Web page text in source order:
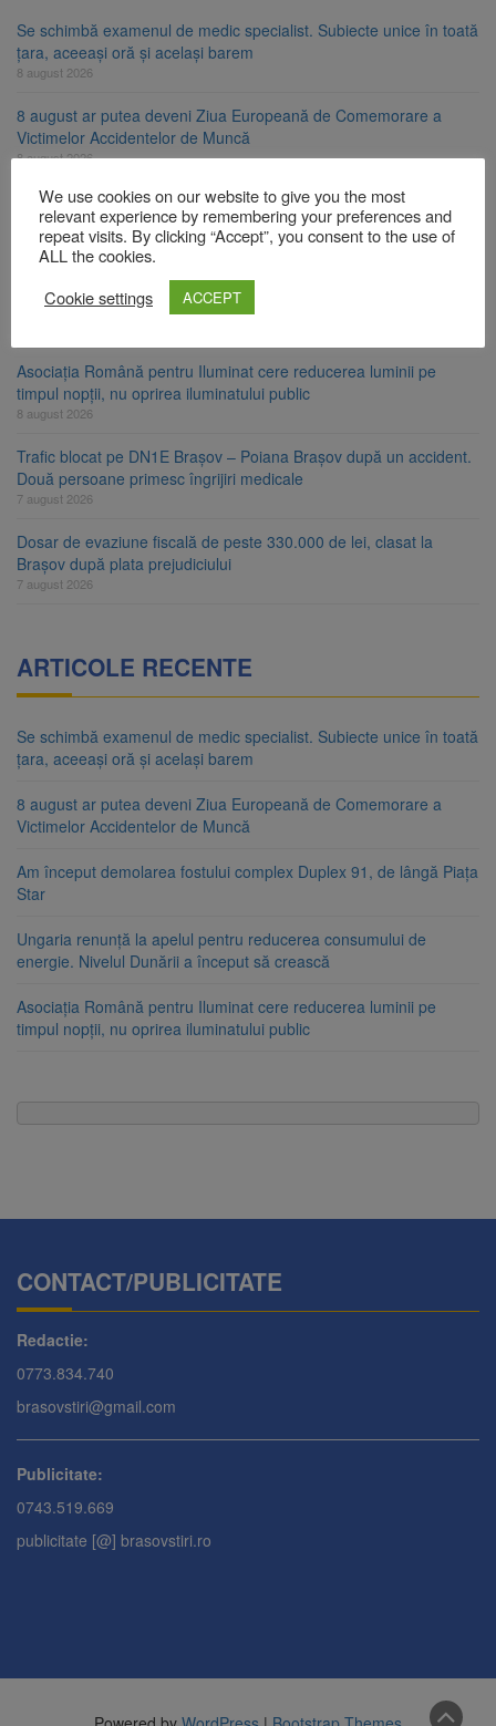
Se schimbă examenul de medic specialist. Subiecte unice în toată
țara, aceeași oră și același barem
8 august 2026
8 august ar putea deveni Ziua Europeană de Comemorare a
Victimelor Accidentelor de Muncă
8 august 2026
Am început demolarea fostului complex Duplex 91, de lângă Piața
Star
8 august 2026
Ungaria renunță la apelul pentru reducerea consumului de
energie. Nivelul Dunării a început să crească
Asociația Română pentru Iluminat cere reducerea luminii pe
timpul nopții, nu oprirea iluminatului public
8 august 2026
Trafic blocat pe DN1E Brașov – Poiana Brașov după un accident.
Două persoane primesc îngrijiri medicale
7 august 2026
Dosar de evaziune fiscală de peste 330.000 de lei, clasat la
Brașov după plata prejudiciului
7 august 2026
ARTICOLE RECENTE
Se schimbă examenul de medic specialist. Subiecte unice în toată
țara, aceeași oră și același barem
8 august ar putea deveni Ziua Europeană de Comemorare a
Victimelor Accidentelor de Muncă
Am început demolarea fostului complex Duplex 91, de lângă Piața
Star
Ungaria renunță la apelul pentru reducerea consumului de
energie. Nivelul Dunării a început să crească
Asociația Română pentru Iluminat cere reducerea luminii pe
timpul nopții, nu oprirea iluminatului public
CONTACT/PUBLICITATE
Redactie:
0773.834.740
brasovstiri@gmail.com
Publicitate:
0743.519.669
publicitate [@] brasovstiri.ro
We use cookies on our website to give you the most
relevant experience by remembering your preferences and
repeat visits. By clicking “Accept”, you consent to the use of
ALL the cookies.
Cookie settings
ACCEPT